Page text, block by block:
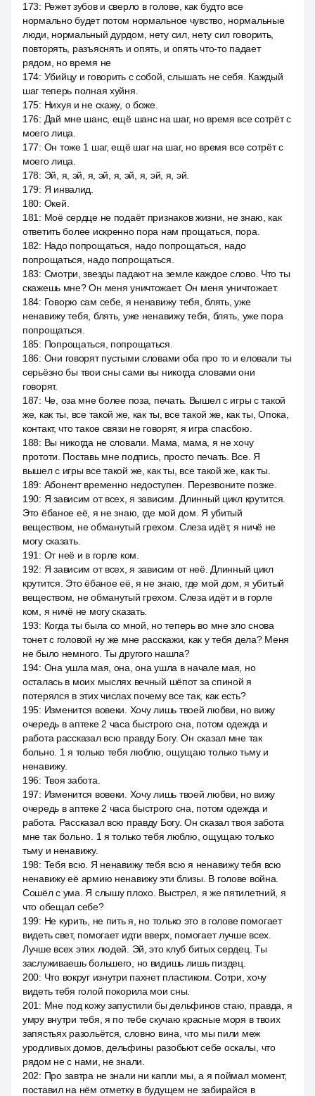
173: Режет зубов и сверло в голове, как будто все
нормально будет потом нормальное чувство, нормальные
люди, нормальный дурдом, нету сил, нету сил говорить,
повторять, разъяснять и опять, и опять что-то падает
рядом, но время не
174: Убийцу и говорить с собой, слышать не себя. Каждый
шаг теперь полная хуйня.
175: Нихуя и не скажу, о боже.
176: Дай мне шанс, ещё шанс на шаг, но время все сотрёт с
моего лица.
177: Он тоже 1 шаг, ещё шаг на шаг, но время все сотрёт с
моего лица.
178: Эй, я, эй, я, эй, я, эй, я, эй, я, эй.
179: Я инвалид.
180: Окей.
181 : Моё сердце не подаёт признаков жизни, не знаю, как
ответить более искренно пора нам прощаться, пора.
182: Надо попрощаться, надо попрощаться, надо
попрощаться, надо попрощаться.
183: Смотри, звезды падают на земле каждое слово. Что ты
скажешь мне? Он меня уничтожает. Он меня уничтожает.
184: Говорю сам себе, я ненавижу тебя, блять, уже
ненавижу тебя, блять, уже ненавижу тебя, блять, уже пора
попрощаться.
185: Попрощаться, попрощаться.
186: Они говорят пустыми словами оба про то и еловали ты
серьёзно бы твои сны сами вы никогда словами они
говорят.
187: Че, оза мне более поза, печать. Вышел с игры с такой
же, как ты, все такой же, как ты, все такой же, как ты, Опока,
контакт, что такое связи не говорят, я игра спасбою.
188: Вы никогда не словали. Мама, мама, я не хочу
прототи. Поставь мне подпись, просто печать. Все. Я
вышел с игры все такой же, как ты, все такой же, как ты.
189: Абонент временно недоступен. Перезвоните позже.
190: Я зависим от всех, я зависим. Длинный цикл крутится.
Это ёбаное её, я не знаю, где мой дом. Я убитый
веществом, не обманутый грехом. Слеза идёт, я ничё не
могу сказать.
191 : От неё и в горле ком.
192: Я зависим от всех, я зависим от неё. Длинный цикл
крутится. Это ёбаное её, я не знаю, где мой дом, я убитый
веществом, не обманутый грехом. Слеза идёт и в горле
ком, я ничё не могу сказать.
193: Когда ты была со мной, но теперь во мне зло снова
тонет с головой ну же мне расскажи, как у тебя дела? Меня
не было немного. Ты другого нашла?
194: Она ушла мая, она, она ушла в начале мая, но
осталась в моих мыслях вечный шёпот за спиной я
потерялся в этих числах почему все так, как есть?
195: Изменится вовеки. Хочу лишь твоей любви, но вижу
очередь в аптеке 2 часа быстрого сна, потом одежда и
работа рассказал всю правду Богу. Он сказал мне так
больно. 1 я только тебя люблю, ощущаю только тьму и
ненавижу.
196: Твоя забота.
197: Изменится вовеки. Хочу лишь твоей любви, но вижу
очередь в аптеке 2 часа быстрого сна, потом одежда и
работа. Рассказал всю правду Богу. Он сказал твоя забота
мне так больно. 1 я только тебя люблю, ощущаю только
тьму и ненавижу.
198: Тебя всю. Я ненавижу тебя всю я ненавижу тебя всю
ненавижу её армию ненавижу эти близы. В голове война.
Сошёл с ума. Я слышу плохо. Выстрел, я же пятилетний, я
что обещал себе?
199: Не курить, не пить я, но только это в голове помогает
видеть свет, помогает идти вверх, помогает лучше всех.
Лучше всех этих людей. Эй, это клуб битых сердец. Ты
заслуживаешь большего, но видишь лишь пиздец.
200: Что вокруг изнутри пахнет пластиком. Сотри, хочу
видеть тебя голой покорила мои сны.
201 : Мне под кожу запустили бы дельфинов стаю, правда, я
умру внутри тебя, я по тебе скучаю красные моря в твоих
запястьях разольётся, словно вина, что мы пили меж
уродливых домов, дельфины разобьют себе оскалы, что
рядом не с нами, не знали.
202: Про завтра не знали ни капли мы, а я поймал момент,
поставил на нём отметку в будущем не забирайся в